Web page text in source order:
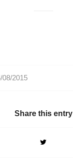
08/2015
Share this entry